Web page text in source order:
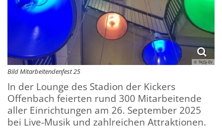
© TKJSJ-EV
Bild Mitarbeitendenfest 25
In der Lounge des Stadion der Kickers
Offenbach feierten rund 300 Mitarbeitende
aller Einrichtungen am 26. September 2025
bei Live-Musik und zahlreichen Attraktionen.